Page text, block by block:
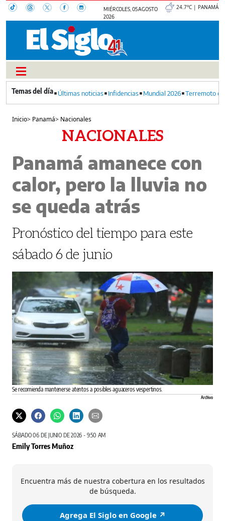
MIÉRCOLES, 05 AGOSTO
2026
24.7°C | PANAMÁ
Últimas noticias Infidencias Mundial 2026 Terremoto
Inicio> Panamá> Nacionales
NACIONALES
Panamá amanece con
calor, pero la lluvia no
se queda atrás
Pronóstico del tiempo para este
sábado 6 de junio
Se recomienda mantenerse atentos a posibles aguaceros vespertinos.
Archivo
SÁBADO 06 DE JUNIO DE 2026 - 9:50 AM
Emily Torres Muñoz
Encuentra más de nuestra cobertura en los resultados
de búsqueda.
Agrega El Siglo en Google ↗️